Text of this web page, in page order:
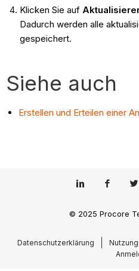
Klicken Sie auf
Dadurch werden alle
gespeichert.
Siehe auch
Erstellen und Erteilen einer
© 2025 Procore
Datenschutzerklärung